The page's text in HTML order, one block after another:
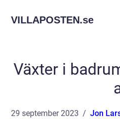
VILLAPOSTEN.se
Växter i
29 september 2023 Jon